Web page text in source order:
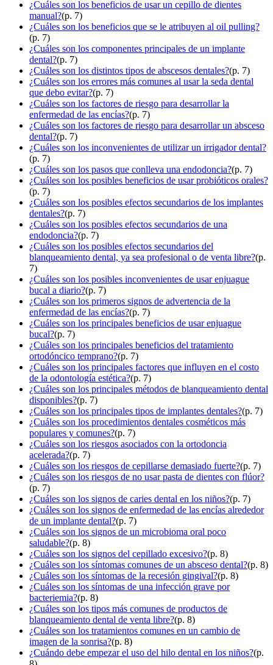
¿Cuáles son los beneficios de usar un cepillo de dientes
manual?(p. 7)
¿Cuáles son los beneficios que se le atribuyen al oil pulling?
(p. 7)
¿Cuáles son los componentes principales de un implante
dental?(p. 7)
¿Cuáles son los distintos tipos de abscesos dentales?(p. 7)
¿Cuáles son los errores más comunes al usar la seda dental
que debo evitar?(p. 7)
¿Cuáles son los factores de riesgo para desarrollar la
enfermedad de las encías?(p. 7)
¿Cuáles son los factores de riesgo para desarrollar un absceso
dental?(p. 7)
¿Cuáles son los inconvenientes de utilizar un irrigador dental?
(p. 7)
¿Cuáles son los pasos que conlleva una endodoncia?(p. 7)
¿Cuáles son los posibles beneficios de usar probióticos orales?
(p. 7)
¿Cuáles son los posibles efectos secundarios de los implantes
dentales?(p. 7)
¿Cuáles son los posibles efectos secundarios de una
endodoncia?(p. 7)
¿Cuáles son los posibles efectos secundarios del
blanqueamiento dental, ya sea profesional o de venta libre?(p.
7)
¿Cuáles son los posibles inconvenientes de usar enjuague
bucal a diario?(p. 7)
¿Cuáles son los primeros signos de advertencia de la
enfermedad de las encías?(p. 7)
¿Cuáles son los principales beneficios de usar enjuague
bucal?(p. 7)
¿Cuáles son los principales beneficios del tratamiento
ortodóncico temprano?(p. 7)
¿Cuáles son los principales factores que influyen en el costo
de la odontología estética?(p. 7)
¿Cuáles son los principales métodos de blanqueamiento dental
disponibles?(p. 7)
¿Cuáles son los principales tipos de implantes dentales?(p. 7)
¿Cuáles son los procedimientos dentales cosméticos más
populares y comunes?(p. 7)
¿Cuáles son los riesgos asociados con la ortodoncia
acelerada?(p. 7)
¿Cuáles son los riesgos de cepillarse demasiado fuerte?(p. 7)
¿Cuáles son los riesgos de no usar pasta de dientes con flúor?
(p. 7)
¿Cuáles son los signos de caries dental en los niños?(p. 7)
¿Cuáles son los signos de enfermedad de las encías alrededor
de un implante dental?(p. 7)
¿Cuáles son los signos de un microbioma oral poco
saludable?(p. 8)
¿Cuáles son los signos del cepillado excesivo?(p. 8)
¿Cuáles son los síntomas comunes de un absceso dental?(p. 8)
¿Cuáles son los síntomas de la recesión gingival?(p. 8)
¿Cuáles son los síntomas de una infección grave por
bacteriemia?(p. 8)
¿Cuáles son los tipos más comunes de productos de
blanqueamiento dental de venta libre?(p. 8)
¿Cuáles son los tratamientos comunes en un cambio de
imagen de la sonrisa?(p. 8)
¿Cuándo debe empezar el uso del hilo dental en los niños?(p.